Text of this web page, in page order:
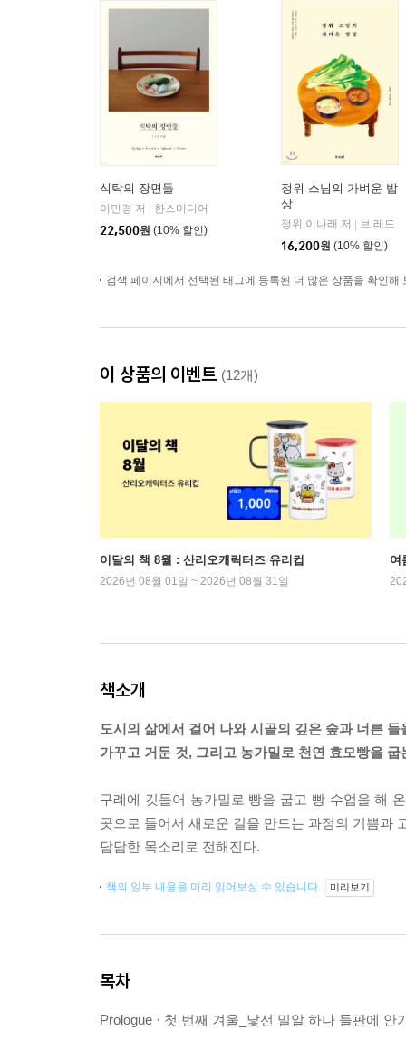
식탁의 장면들
이민경 저
한스미디어
22,500원 (10% 할인)
정위 스님의 가벼운 밥
상
정위,이나래 저
브.레드
16,200원 (10% 할인)
검색 페이지에서 선택된 태그에 등록된 더 많은 상품을 확인해
이 상품의 이벤트 (12개)
이달의 책 8월 : 산리오캐릭터즈 유리컵
2026년 08월 01일 ~ 2026년 08월 31일
여
책소개
도시의 삶에서 걸어 나와 시골의 깊은 숲과 너른 들
가꾸고 거둔 것, 그리고 농가밀로 천연 효모빵을
구례에 깃들어 농가밀로 빵을 굽고 빵 수업을 해
곳으로 들어서 새로운 길을 만드는 과정의 기쁨과
담담한 목소리로 전해진다.
책의 일부 내용을 미리 읽어보실 수 있습니다. 미리보기
목차
Prologue · 첫 번째 겨울_낯선 밀알 하나 들판에 안